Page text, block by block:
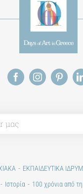
ΕΚΠΑΙΔΕΥΤΙΚΑ
Ιστορία 100 χρόνια από